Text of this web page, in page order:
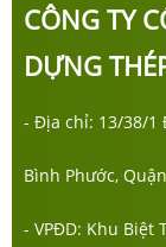
CÔNG TY
DỰNG
- Địa chỉ: 13/38/1
Bình Phước,
- VPĐD: Khu Biệt